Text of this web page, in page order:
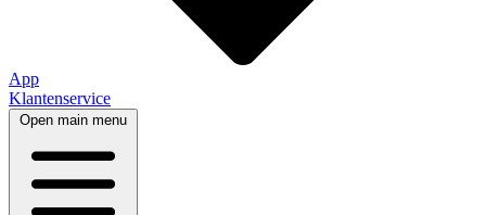
App
Klantenservice
Open main menu